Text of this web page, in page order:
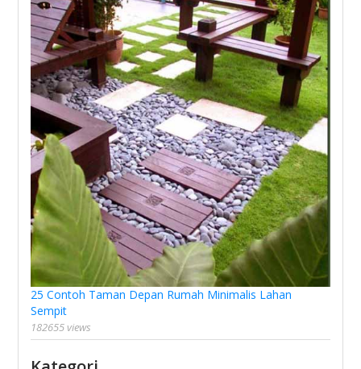
25 Contoh Taman Depan Rumah Minimalis Lahan
Sempit
182655 views